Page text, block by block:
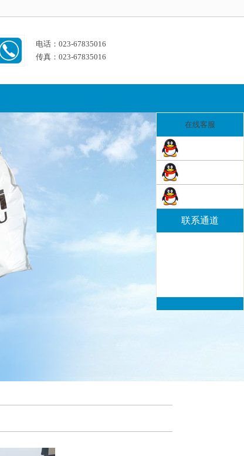
电话：023-67835016
传真：023-67835016
在线客服
联系通道